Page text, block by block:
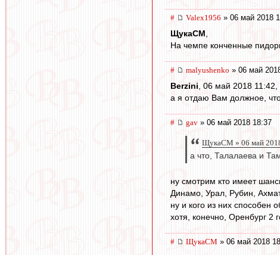
# Valex1956 » 06 май 2018
ЩукаСМ
На чемпе конченные
# malyushenko » 06 май
Berzini , 06 май 2018 11:42,
а я отдаю Вам должное,
# gav » 06 май 2018 18:37
ЩукаСМ » 06 май
а что, Талалаева и
ну смотрим кто имеет
Динамо, Урал, Рубин,
ну и кого из них способен
хотя, конечно, Оренбург 2
# ЩукаСМ » 06 май 2018